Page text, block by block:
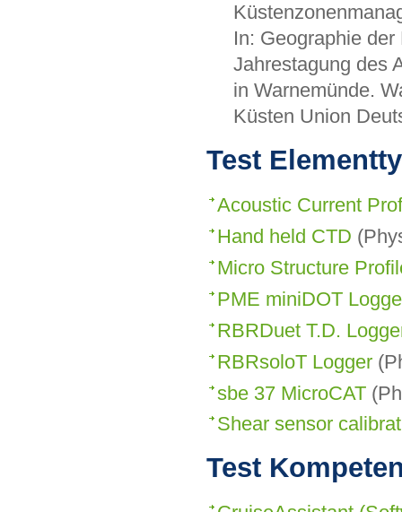
In: Geographie
Jahrestagung des
in Warnemünde.
Küsten Union
Test
Acoustic Current
Hand held CTD
Micro Structure
PME miniDOT
RBRDuet T.D.
RBRsoloT Logger
sbe 37 MicroCAT
Shear sensor
Test